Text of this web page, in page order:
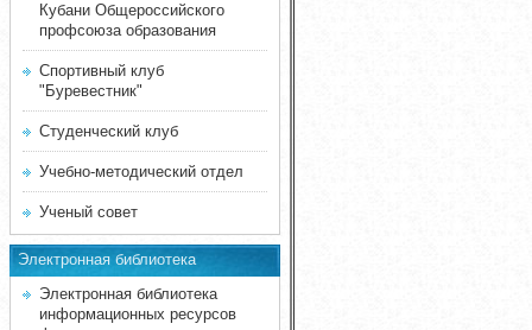
Кубани Общероссийского
профсоюза образования
Спортивный клуб
"Буревестник"
Студенческий клуб
Учебно-методический отдел
Ученый совет
Электронная библиотека
Электронная библиотека
информационных ресурсов